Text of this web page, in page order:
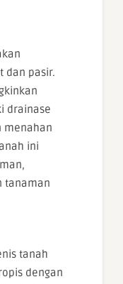
dan pasir.
drainase
menahan
ini
tanaman
tanah
dengan